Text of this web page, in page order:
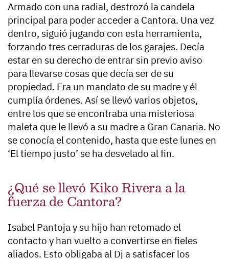
Armado con una radial, destrozó la candela
principal para poder acceder a Cantora. Una vez
dentro, siguió jugando con esta herramienta,
forzando tres cerraduras de los garajes. Decía
estar en su derecho de entrar sin previo aviso
para llevarse cosas que decía ser de su
propiedad. Era un mandato de su madre y él
cumplía órdenes. Así se llevó varios objetos,
entre los que se encontraba una misteriosa
maleta que le llevó a su madre a Gran Canaria. No
se conocía el contenido, hasta que este lunes en
‘El tiempo justo’ se ha desvelado al fin.
¿Qué se llevó Kiko Rivera a la
fuerza de Cantora?
Isabel Pantoja y su hijo han retomado el
contacto y han vuelto a convertirse en fieles
aliados. Esto obligaba al Dj a satisfacer los